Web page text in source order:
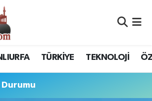
TÜRKİYE TEKNOLOJİ
Durumu